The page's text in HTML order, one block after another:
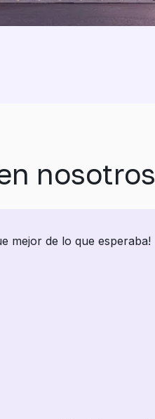
nosotros
mejor de lo que esperaba!